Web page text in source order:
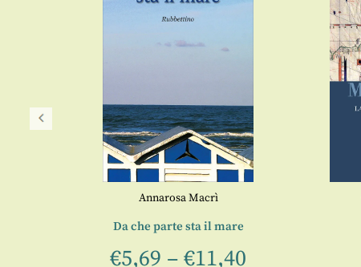
Annarosa Macrì
Da che parte sta il mare
€5,69 – €11,40